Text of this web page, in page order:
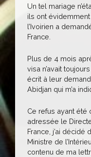
Un tel mariage
ils ont
l’Ivoirien a
France.
Plus de 4 mois
visa n’avait
écrit à leur
Abidjan qui m’a
Ce refus ayant été
adressée le
France, j’ai décidé
Ministre de
contenu de ma